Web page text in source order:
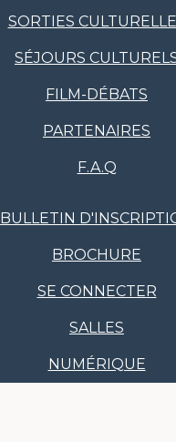
SORTIES
SÉJOURS
FILM-DÉBATS
PARTENAIRES
F.A.Q
BULLETIN
BROCHURE
SE CONNECTER
SALLES
NUMÉRIQUE